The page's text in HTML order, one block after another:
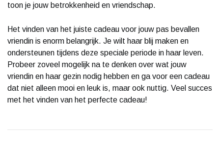
toon je jouw betrokkenheid en vriendschap.
Het vinden van het juiste cadeau voor jouw pas bevallen
vriendin is enorm belangrijk. Je wilt haar blij maken en
ondersteunen tijdens deze speciale periode in haar leven.
Probeer zoveel mogelijk na te denken over wat jouw
vriendin en haar gezin nodig hebben en ga voor een cadeau
dat niet alleen mooi en leuk is, maar ook nuttig. Veel succes
met het vinden van het perfecte cadeau!